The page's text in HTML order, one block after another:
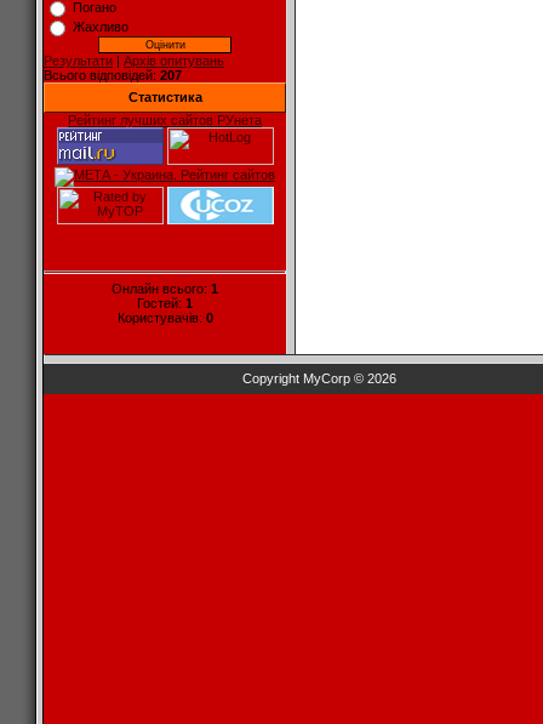
Погано
Жахливо
Результати | Архів опитувань
Всього відповідей: 207
Статистика
Рейтинг лучших сайтов РУнета
Онлайн всього: 1
Гостей: 1
Користувачів: 0
Copyright MyCorp © 2026